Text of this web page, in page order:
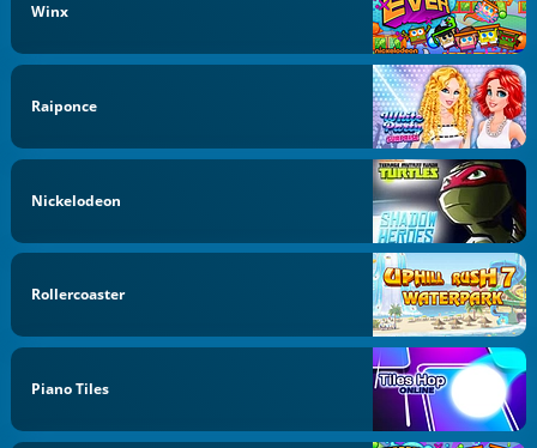
Winx
Raiponce
Nickelodeon
Rollercoaster
Piano Tiles